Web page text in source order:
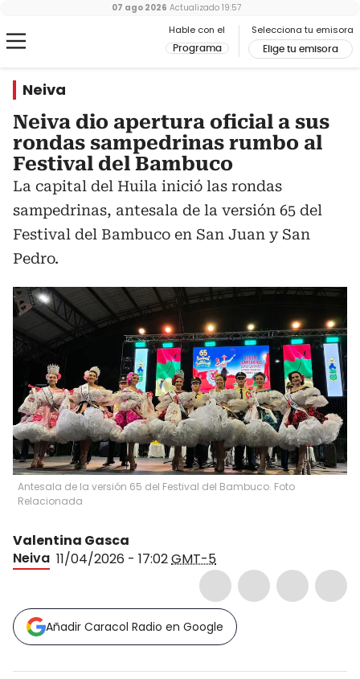
Hable con el
Programa
Selecciona tu emisora
Elige tu emisora
07 ago 2026 Actualizado 19:57
Neiva
Neiva dio apertura oficial a sus
rondas sampedrinas rumbo al
Festival del Bambuco
La capital del Huila inició las rondas
sampedrinas, antesala de la versión 65 del
Festival del Bambuco en San Juan y San
Pedro.
Antesala de la versión 65 del Festival del Bambuco. Foto
Relacionada
Valentina Gasca
Neiva 11/04/2026 - 17:02GMT-5
Añadir Caracol Radio en Google